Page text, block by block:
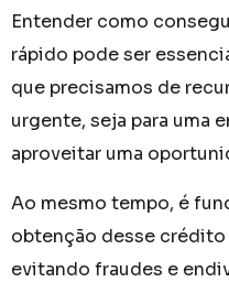
Entender como
rápido pode ser
que precisamos de
urgente, seja para uma
aproveitar uma
Ao mesmo tempo, é
obtenção desse
evitando fraudes e